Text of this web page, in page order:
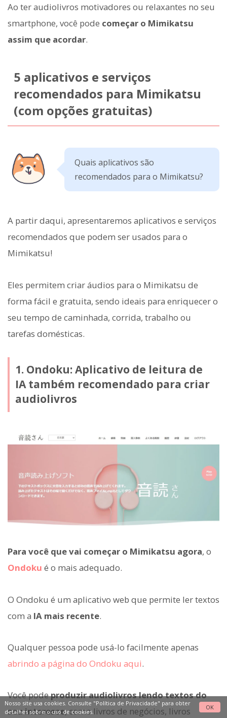
Ao ter audiolivros motivadores ou relaxantes no seu
smartphone, você pode começar o Mimikatsu
assim que acordar.
5 aplicativos e serviços
recomendados para Mimikatsu
(com opções gratuitas)
Quais aplicativos são
recomendados para o Mimikatsu?
A partir daqui, apresentaremos aplicativos e serviços
recomendados que podem ser usados para o
Mimikatsu!
Eles permitem criar áudios para o Mimikatsu de
forma fácil e gratuita, sendo ideais para enriquecer o
seu tempo de caminhada, corrida, trabalho ou
tarefas domésticas.
1. Ondoku: Aplicativo de leitura de
IA também recomendado para criar
audiolivros
Para você que vai começar o Mimikatsu agora, o
Ondoku é o mais adequado.
O Ondoku é um aplicativo web que permite ler textos
com a IA mais recente.
Qualquer pessoa pode usá-lo facilmente apenas
abrindo a página do Ondoku aqui.
Você podeproduzir audiolivros lendo textos do
seu interesse, como livros de negócios, livros
Nosso site usa cookies. Consulte "Política de Privacidade" para obter
detalhes sobre o uso de cookies.
OK